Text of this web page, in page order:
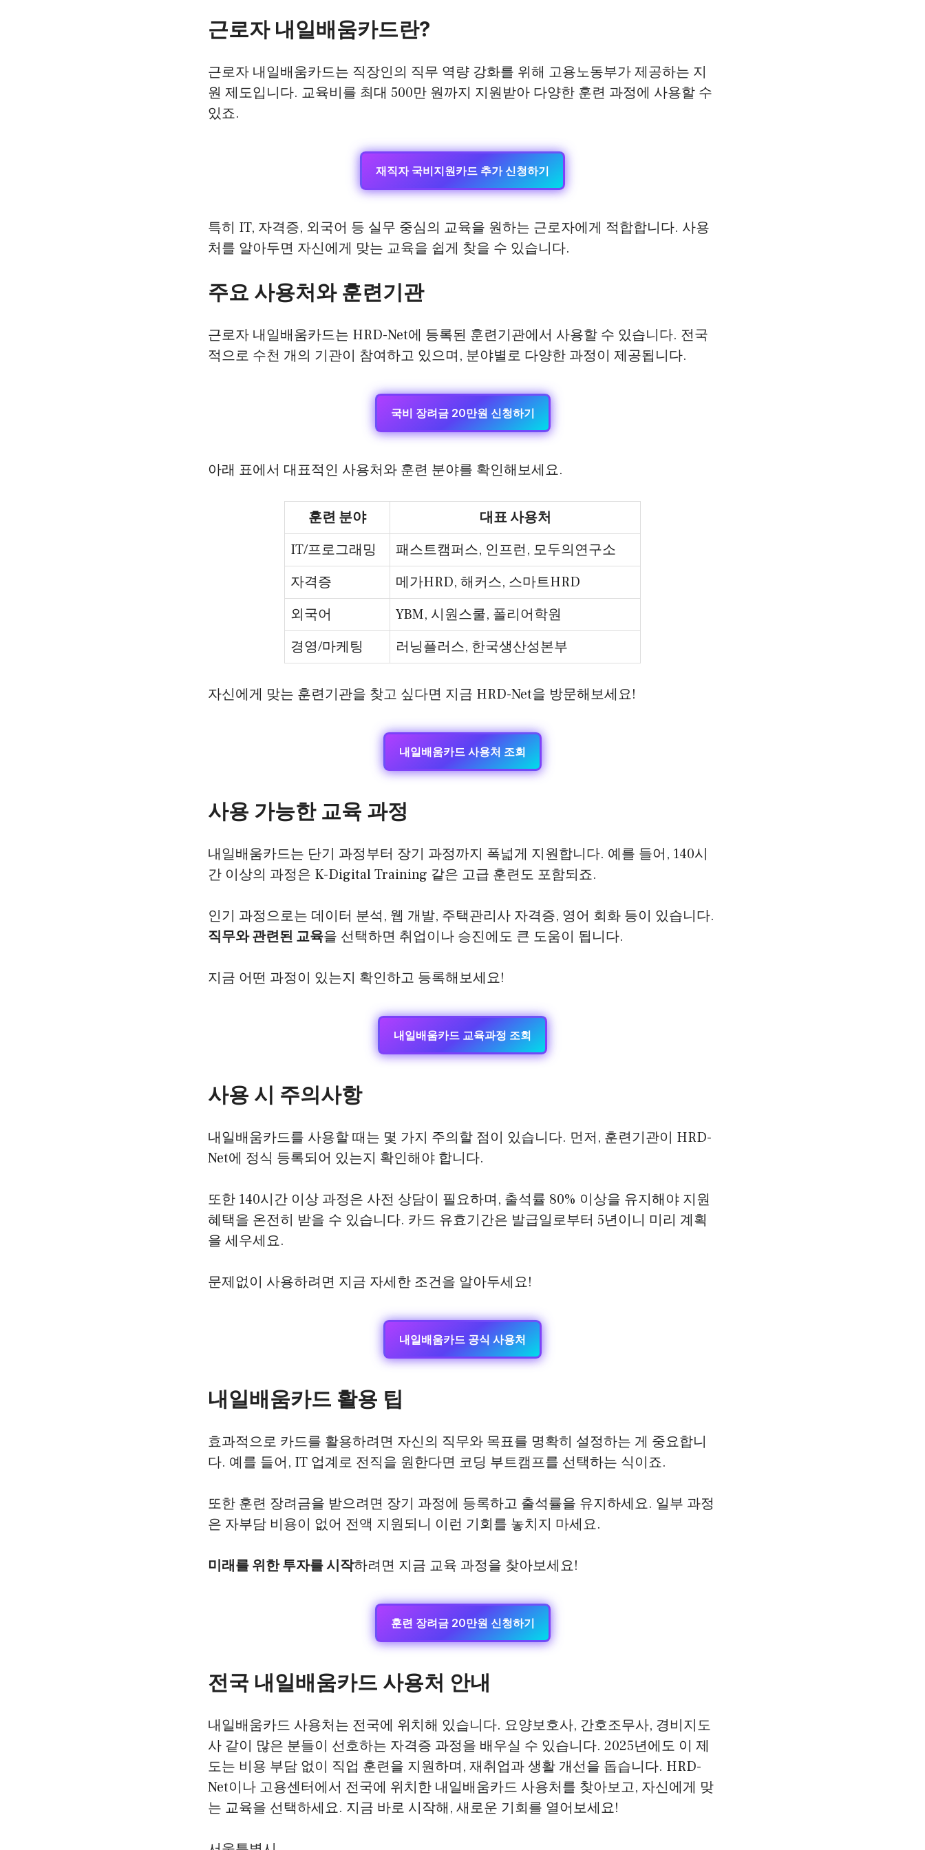
근로자 내일배움카드란?
근로자 내일배움카드는 직장인의 직무 역량 강화를 위해 고용노동부가 제공하는 지
원 제도입니다. 교육비를 최대 500만 원까지 지원받아 다양한 훈련 과정에 사용할 수
있죠.
재직자 국비지원카드 추가 신청하기
특히 IT, 자격증, 외국어 등 실무 중심의 교육을 원하는 근로자에게 적합합니다. 사용
처를 알아두면 자신에게 맞는 교육을 쉽게 찾을 수 있습니다.
주요 사용처와 훈련기관
근로자 내일배움카드는 HRD-Net에 등록된 훈련기관에서 사용할 수 있습니다. 전국
적으로 수천 개의 기관이 참여하고 있으며, 분야별로 다양한 과정이 제공됩니다.
국비 장려금 20만원 신청하기
아래 표에서 대표적인 사용처와 훈련 분야를 확인해보세요.
훈련 분야
대표 사용처
IT/프로그래밍
패스트캠퍼스, 인프런, 모두의연구소
자격증
메가HRD, 해커스, 스마트HRD
외국어
YBM, 시원스쿨, 폴리어학원
경영/마케팅
러닝플러스, 한국생산성본부
자신에게 맞는 훈련기관을 찾고 싶다면 지금 HRD-Net을 방문해보세요!
내일배움카드 사용처 조회
사용 가능한 교육 과정
내일배움카드는 단기 과정부터 장기 과정까지 폭넓게 지원합니다. 예를 들어, 140시
간 이상의 과정은 K-Digital Training 같은 고급 훈련도 포함되죠.
인기 과정으로는 데이터 분석, 웹 개발, 주택관리사 자격증, 영어 회화 등이 있습니다.
직무와 관련된 교육을 선택하면 취업이나 승진에도 큰 도움이 됩니다.
지금 어떤 과정이 있는지 확인하고 등록해보세요!
내일배움카드 교육과정 조회
사용 시 주의사항
내일배움카드를 사용할 때는 몇 가지 주의할 점이 있습니다. 먼저, 훈련기관이 HRD-
Net에 정식 등록되어 있는지 확인해야 합니다.
또한 140시간 이상 과정은 사전 상담이 필요하며, 출석률 80% 이상을 유지해야 지원
혜택을 온전히 받을 수 있습니다. 카드 유효기간은 발급일로부터 5년이니 미리 계획
을 세우세요.
문제없이 사용하려면 지금 자세한 조건을 알아두세요!
내일배움카드 공식 사용처
내일배움카드 활용 팁
효과적으로 카드를 활용하려면 자신의 직무와 목표를 명확히 설정하는 게 중요합니
다. 예를 들어, IT 업계로 전직을 원한다면 코딩 부트캠프를 선택하는 식이죠.
또한 훈련 장려금을 받으려면 장기 과정에 등록하고 출석률을 유지하세요. 일부 과정
은 자부담 비용이 없어 전액 지원되니 이런 기회를 놓치지 마세요.
미래를 위한 투자를 시작하려면 지금 교육 과정을 찾아보세요!
훈련 장려금 20만원 신청하기
전국 내일배움카드 사용처 안내
내일배움카드 사용처는 전국에 위치해 있습니다. 요양보호사, 간호조무사, 경비지도
사 같이 많은 분들이 선호하는 자격증 과정을 배우실 수 있습니다. 2025년에도 이 제
도는 비용 부담 없이 직업 훈련을 지원하며, 재취업과 생활 개선을 돕습니다. HRD-
Net이나 고용센터에서 전국에 위치한 내일배움카드 사용처를 찾아보고, 자신에게 맞
는 교육을 선택하세요. 지금 바로 시작해, 새로운 기회를 열어보세요!